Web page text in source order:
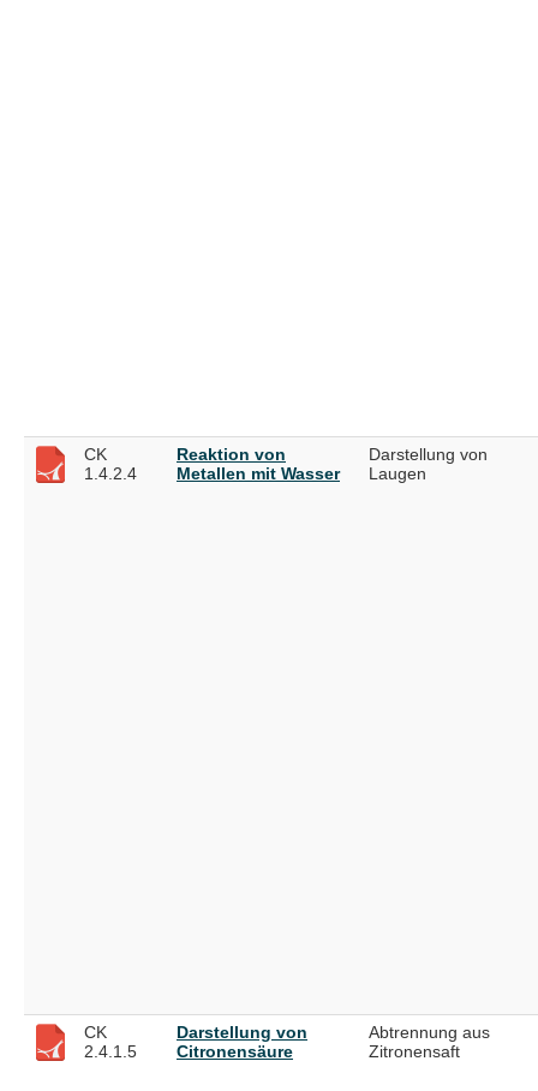
CK
1.4.2.4
Reaktion von
Metallen mit Wasser
Darstellung von
Laugen
CK
2.4.1.5
Darstellung von
Citronensäure
Abtrennung aus
Zitronensaft